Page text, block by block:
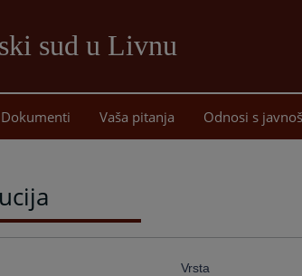
sud u Livnu
sadržaj
Dokumenti Vaša pitanja Odnosi s
Vrsta